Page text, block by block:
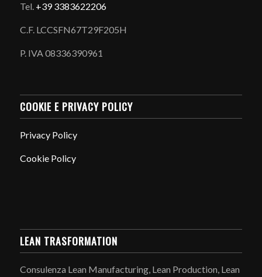
Tel. +39 3383622206
C.F. LCCSFN67T29F205H
P. IVA 08336390961
COOKIE E PRIVACY POLICY
Privacy Policy
Cookie Policy
LEAN TRASFORMATION
Consulenza Lean Manufacturing, Lean Production, Lean